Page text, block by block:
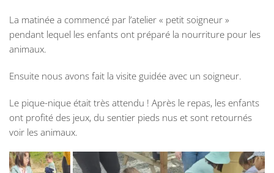
La matinée a commencé par l’atelier « petit soigneur »
pendant lequel les enfants ont préparé la nourriture pour les
animaux.
Ensuite nous avons fait la visite guidée avec un soigneur.
Le pique-nique était très attendu ! Après le repas, les enfants
ont profité des jeux, du sentier pieds nus et sont retournés
voir les animaux.